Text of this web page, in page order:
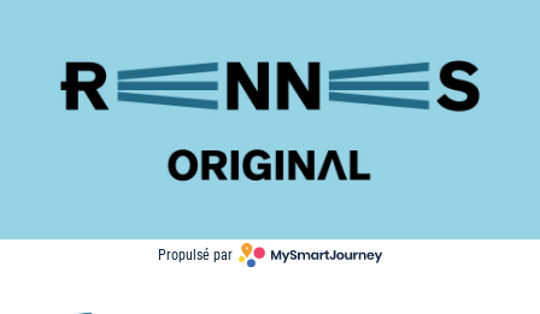
Propulsé par